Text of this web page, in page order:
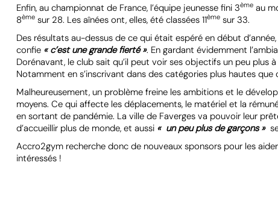
Enfin, au championnat de France, l’équipe jeunesse fini 3èmeau
8èmesur 28. Les aînées ont, elles, été classées 11èmesur 33.
Des résultats au-dessus de ce qui était espéré en début
confie« c’est une grande fierté ». En gardant évidemment
Dorénavant, le club sait qu’il peut voir ses objectifs un peu plus
Notamment en s’inscrivant dans des catégories plus hautes que
Malheureusement, un problème freine les ambitions et le
moyens. Ce qui affecte les déplacements, le matériel et la
en sortant de pandémie. La ville de Faverges va pouvoir leur
d’accueillir plus de monde, et aussi « un peu plus de garçons »
Accro2gym recherche donc de nouveaux sponsors pour les
intéressés !